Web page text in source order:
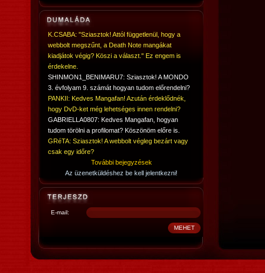
K.CSABA: "Sziasztok! Attól függetlenül, hogy a
webbolt megszűnt, a Death Note mangákat
kiadjátok végig? Köszi a választ." Ez engem is
érdekelne.
SHINMON1_BENIMARU7: Sziasztok! A MONDO
3. évfolyam 9. számát hogyan tudom előrendelni?
PANKII: Kedves Mangafan! Azután érdeklődnék,
hogy DvD-ket még lehetséges innen rendelni?
GABRIELLA0807: Kedves Mangafan, hogyan
tudom törölni a profilomat? Köszönöm előre is.
GRéTA: Sziasztok! A webbolt végleg bezárt vagy
csak egy időre?
További bejegyzések
Az üzenetküldéshez be kell jelentkezni!
E-mail: